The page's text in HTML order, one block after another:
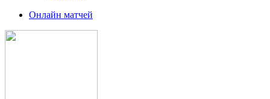
Онлайн матчей